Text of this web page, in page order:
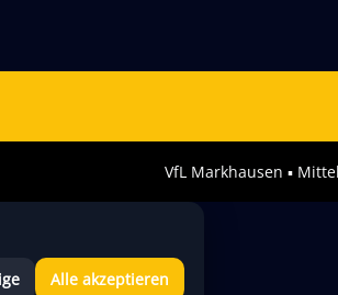
VfL Markhausen ▪︎
Alle akzeptieren